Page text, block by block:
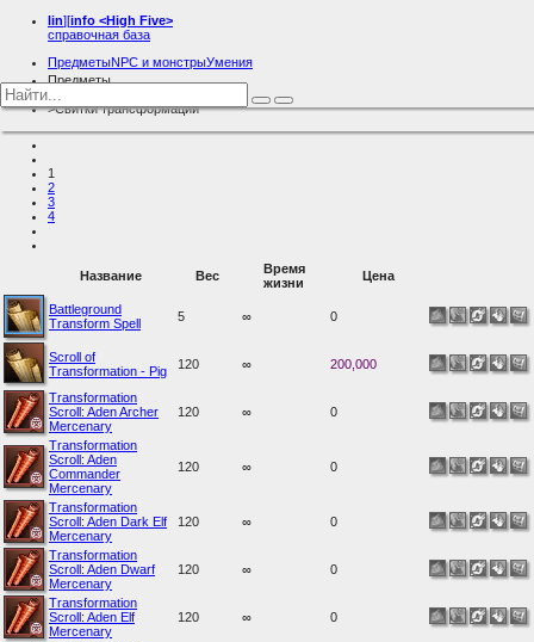
lin][info <High Five>
справочная база
ПредметыNPC и монстрыУмения
Предметы
Свитки трансформации
1
2
3
4
Название Вес
Время
жизни
Цена
Battleground
Transform Spell
5 ∞ 0
Scroll of
Transformation - Pig
120 ∞ 200,000
Transformation
Scroll: Aden Archer
Mercenary
120 ∞ 0
Transformation
Scroll: Aden
Commander
Mercenary
120 ∞ 0
Transformation
Scroll: Aden Dark Elf
Mercenary
120 ∞ 0
Transformation
Scroll: Aden Dwarf
Mercenary
120 ∞ 0
Transformation
Scroll: Aden Elf
Mercenary
120 ∞ 0